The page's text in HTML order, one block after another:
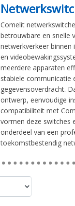
Comelit
betrouwbare en snelle
netwerkverkeer
en
meerdere apparaten
stabiele communicatie
gegevensoverdracht.
ontwerp, eenvoudige
compatibiliteit met
vormen deze switches
onderdeel van een
toekomstbestendig